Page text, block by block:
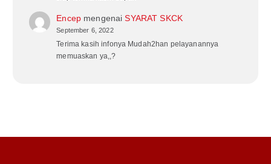
EncepmengenaiSYARAT SKCK
September 6, 2022
Terima kasih infonya Mudah2han pelayanannya
memuaskan ya,,?